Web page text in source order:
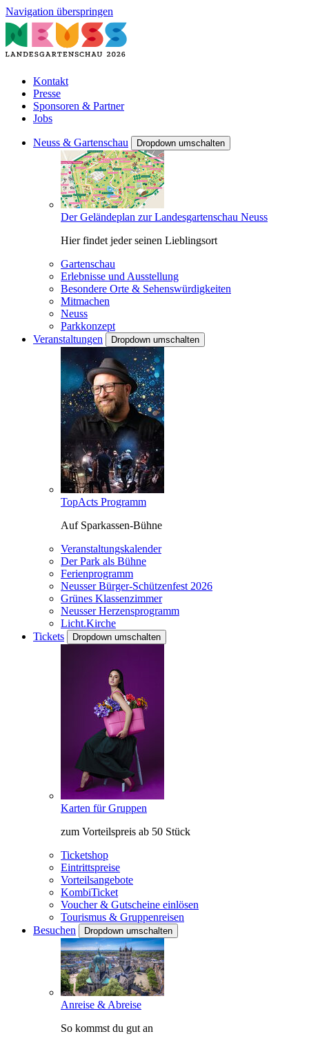
Navigation überspringen
Kontakt
Presse
Sponsoren & Partner
Jobs
Neuss & Gartenschau Dropdown umschalten
Der Geländeplan zur Landesgartenschau Neuss
Hier findet jeder seinen Lieblingsort
Gartenschau
Erlebnisse und Ausstellung
Besondere Orte & Sehenswürdigkeiten
Mitmachen
Neuss
Parkkonzept
Veranstaltungen
Dropdown umschalten
TopActs Programm
Auf Sparkassen-Bühne
Veranstaltungskalender
Der Park als Bühne
Ferienprogramm
Neusser Bürger-Schützenfest 2026
Grünes Klassenzimmer
Neusser Herzensprogramm
Licht.Kirche
Tickets
Dropdown umschalten
Karten für Gruppen
zum Vorteilspreis ab 50 Stück
Ticketshop
Eintrittspreise
Vorteilsangebote
KombiTicket
Voucher & Gutscheine einlösen
Tourismus & Gruppenreisen
Besuchen
Dropdown umschalten
Anreise & Abreise
So kommst du gut an